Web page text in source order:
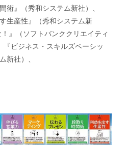
術』（秀和システム新社）、
生産性』（秀和システム新
』（ソフトバンククリエイティ
ビジネス・スキルズベーシッ
新社）、